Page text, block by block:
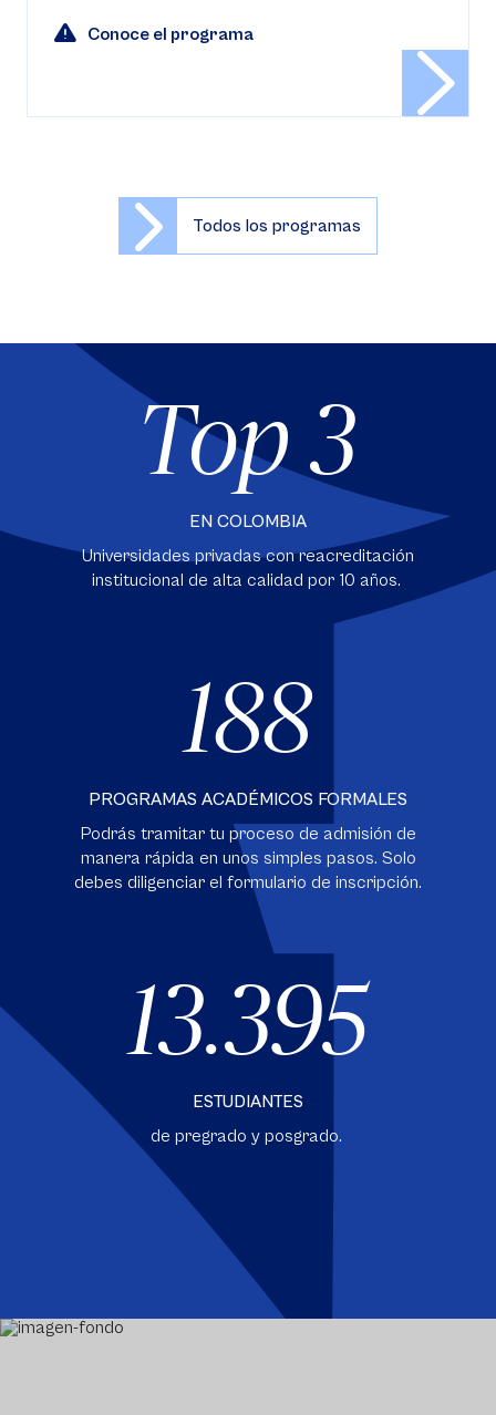
Conoce el programa
Todos los programas
Top 3
EN COLOMBIA
Universidades privadas con reacreditación
institucional de alta calidad por 10 años.
188
PROGRAMAS ACADÉMICOS FORMALES
Podrás tramitar tu proceso de admisión de
manera rápida en unos simples pasos. Solo
debes diligenciar el formulario de inscripción.
13.395
ESTUDIANTES
de pregrado y posgrado.